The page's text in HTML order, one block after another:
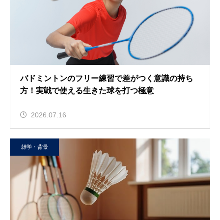
バドミントンのフリー練習で差がつく意識の持ち
方！実戦で使える生きた球を打つ極意
2026.07.16
雑学・背景